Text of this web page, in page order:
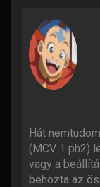
Hát
(MCV 1 ph2)
vagy a
behozta az